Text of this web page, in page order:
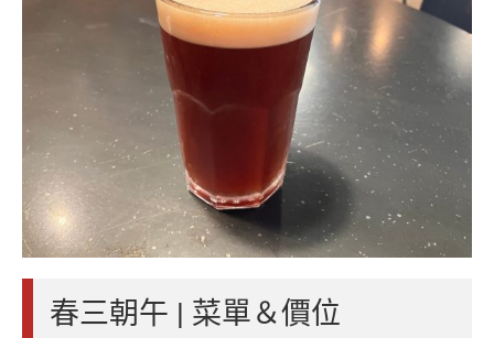
春三朝午 | 菜單＆價位